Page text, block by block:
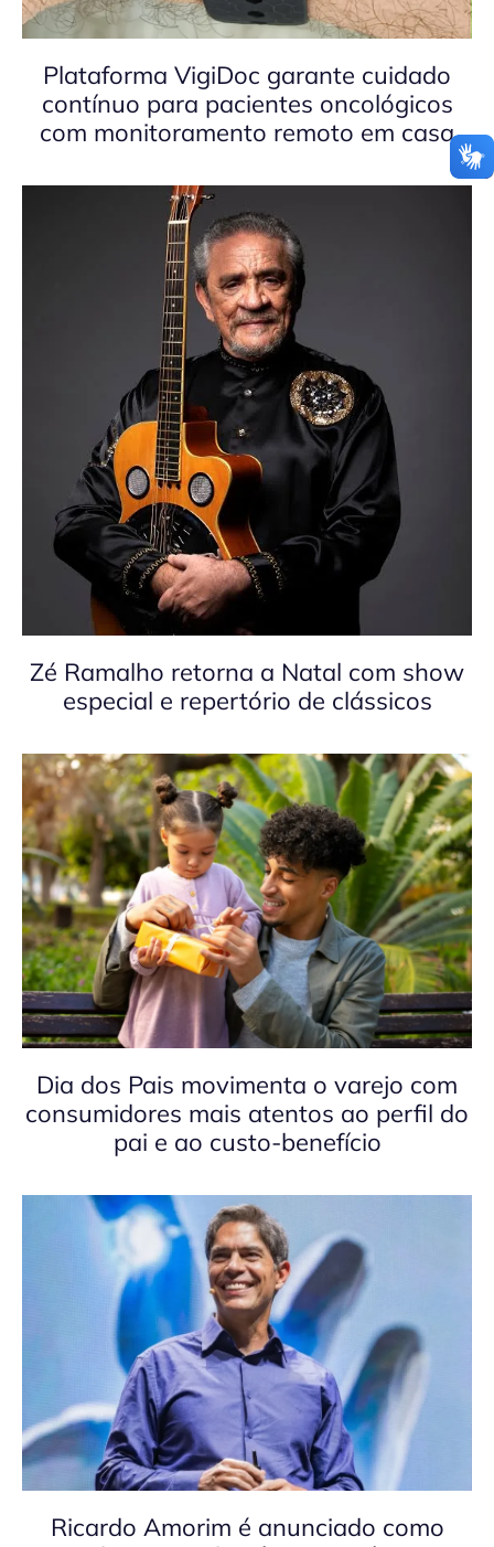
Plataforma VigiDoc garante cuidado
contínuo para pacientes oncológicos
com monitoramento remoto em casa
Zé Ramalho retorna a Natal com show
especial e repertório de clássicos
Dia dos Pais movimenta o varejo com
consumidores mais atentos ao perfil do
pai e ao custo-benefício
Ricardo Amorim é anunciado como